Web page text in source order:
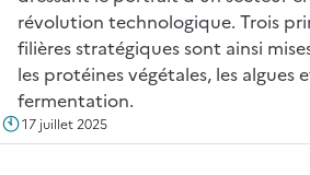
révolution technologique. Trois
filières stratégiques sont ainsi
les protéines végétales, les algues
fermentation.
17 juillet 2025